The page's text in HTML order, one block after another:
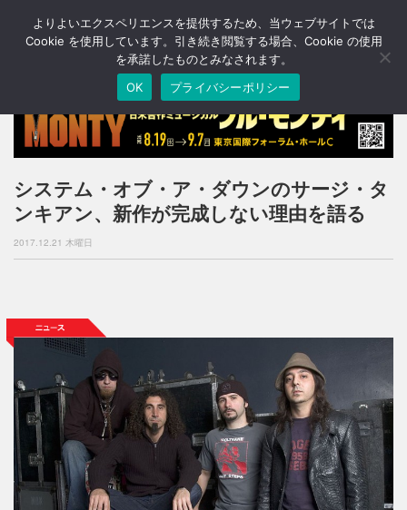
T
o
n
a
v
g
o
システム・オブ・ア・ダウンのサージ・タ
ンキアン、新作が完成しない理由を語る
2017.12.21 木曜日
よりよいエクスペリエンスを提供するため、当ウェブサイトでは
Cookie を使用しています。引き続き閲覧する場合、Cookie の使用
を承諾したものとみなされます。
OK
プライバシーポリシー